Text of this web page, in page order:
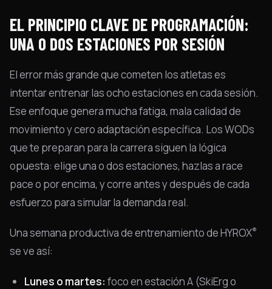
EL PRINCIPIO CLAVE DE PROGRAMACIÓN:
UNA O DOS ESTACIONES POR SESIÓN
El error más grande que cometen los atletas es
intentar entrenar las ocho estaciones en cada sesión.
Ese enfoque genera mucha fatiga, mala calidad de
movimiento y cero adaptación específica. Los WODs
que te preparan para la carrera siguen la lógica
opuesta: elige una o dos estaciones, hazlas a race
pace o por encima, y corre antes y después de cada
esfuerzo para simular la demanda real.
Una semana productiva de entrenamiento de HYROX®
se ve así:
Lunes o martes: foco en estación A (SkiErg o